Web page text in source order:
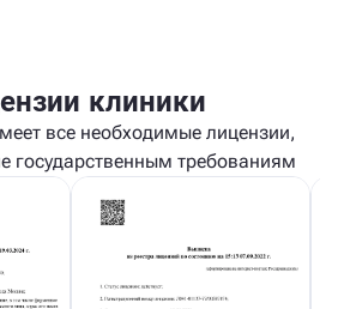
клиники
все необходимые лицензии,
государственным требованиям